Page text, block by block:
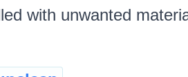
with unwanted materials.